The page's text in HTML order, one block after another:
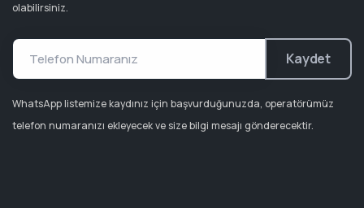
olabilirsiniz.
Kaydet
WhatsApp listemize kaydınız için başvurduğunuzda, operatörümüz
telefon numaranızı ekleyecek ve size bilgi mesajı gönderecektir.